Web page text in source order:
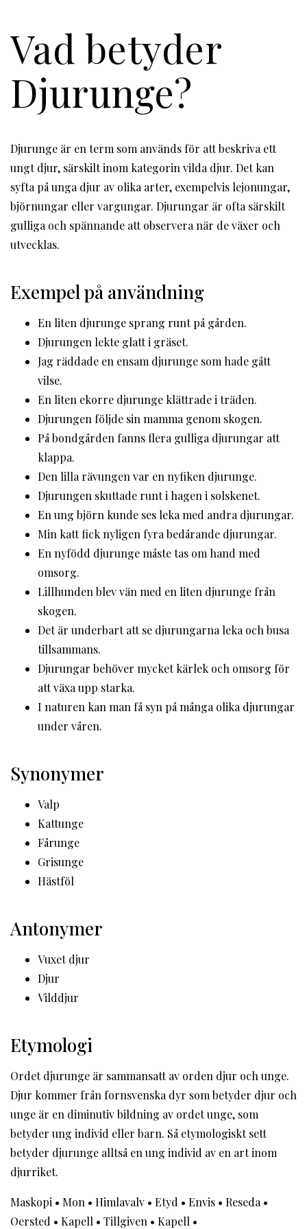
Vad betyder
Djurunge?
Djurunge är en term som används för att beskriva ett
ungt djur, särskilt inom kategorin vilda djur. Det kan
syfta på unga djur av olika arter, exempelvis lejonungar,
björnungar eller vargungar. Djurungar är ofta särskilt
gulliga och spännande att observera när de växer och
utvecklas.
Exempel på användning
En liten djurunge sprang runt på gården.
Djurungen lekte glatt i gräset.
Jag räddade en ensam djurunge som hade gått
vilse.
En liten ekorre djurunge klättrade i träden.
Djurungen följde sin mamma genom skogen.
På bondgården fanns flera gulliga djurungar att
klappa.
Den lilla rävungen var en nyfiken djurunge.
Djurungen skuttade runt i hagen i solskenet.
En ung björn kunde ses leka med andra djurungar.
Min katt fick nyligen fyra bedårande djurungar.
En nyfödd djurunge måste tas om hand med
omsorg.
Lillhunden blev vän med en liten djurunge från
skogen.
Det är underbart att se djurungarna leka och busa
tillsammans.
Djurungar behöver mycket kärlek och omsorg för
att växa upp starka.
I naturen kan man få syn på många olika djurungar
under våren.
Synonymer
Valp
Kattunge
Fårunge
Grisunge
Hästföl
Antonymer
Vuxet djur
Djur
Vilddjur
Etymologi
Ordet djurunge är sammansatt av orden djur och unge.
Djur kommer från fornsvenska dyr som betyder djur och
unge är en diminutiv bildning av ordet unge, som
betyder ung individ eller barn. Så etymologiskt sett
betyder djurunge alltså en ung individ av en art inom
djurriket.
Maskopi • Mon • Himlavalv • Etyd • Envis • Reseda •
Oersted • Kapell • Tillgiven • Kapell •